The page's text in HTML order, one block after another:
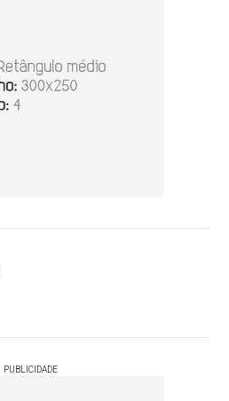
PUBLICIDADE